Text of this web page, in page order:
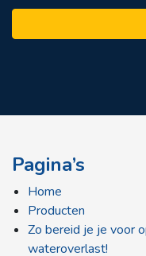
Pagina’s
Home
Producten
Zo bereid je je voor
wateroverlast!